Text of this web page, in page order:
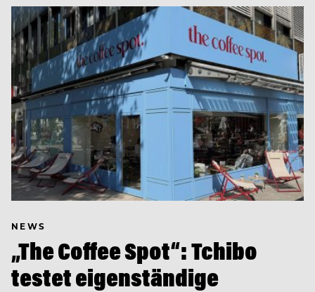
NEWS
„The Coffee Spot“: Tchibo
testet eigenständige